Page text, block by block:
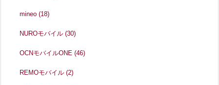
mineo(18)
NUROモバイル(30)
OCNモバイルONE(46)
REMOモバイル(2)